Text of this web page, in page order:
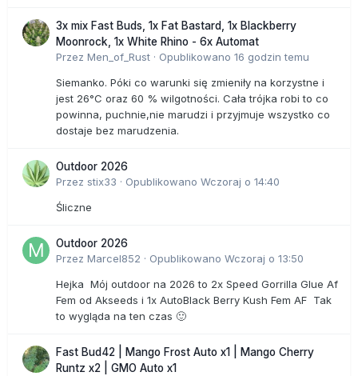
3x mix Fast Buds, 1x Fat Bastard, 1x Blackberry
Moonrock, 1x White Rhino - 6x Automat
Przez Men_of_Rust · Opublikowano 16 godzin temu
Siemanko. Póki co warunki się zmieniły na korzystne i
jest 26°C oraz 60 % wilgotności. Cała trójka robi to co
powinna, puchnie,nie marudzi i przyjmuje wszystko co
dostaje bez marudzenia.
Outdoor 2026
Przez stix33 · Opublikowano Wczoraj o 14:40
Śliczne
Outdoor 2026
Przez Marcel852 · Opublikowano Wczoraj o 13:50
Hejka Mój outdoor na 2026 to 2x Speed Gorrilla Glue Af
Fem od Akseeds i 1x AutoBlack Berry Kush Fem AF Tak
to wygląda na ten czas 🙂
Fast Bud42 | Mango Frost Auto x1 | Mango Cherry
Runtz x2 | GMO Auto x1